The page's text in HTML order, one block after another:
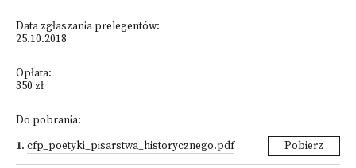
Data zgłaszania prelegentów:
25.10.2018
Opłata:
350 zł
Do pobrania:
1. cfp_poetyki_pisarstwa_historycznego.pdf Pobierz